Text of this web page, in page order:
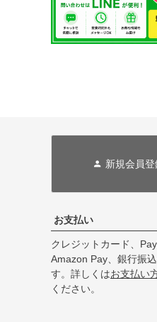
新規会員登
お支払い
クレジットカード、
Amazon Pay、銀行振
す。詳しくはお支払い
ください。